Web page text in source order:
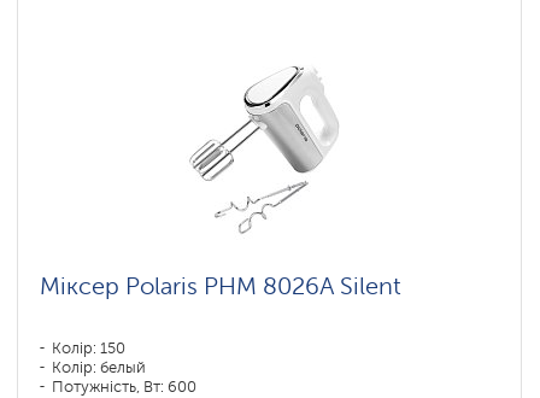
Міксер Polaris PHM 8026A Silent
Колір: 150
Колір: белый
Потужність, Вт: 600